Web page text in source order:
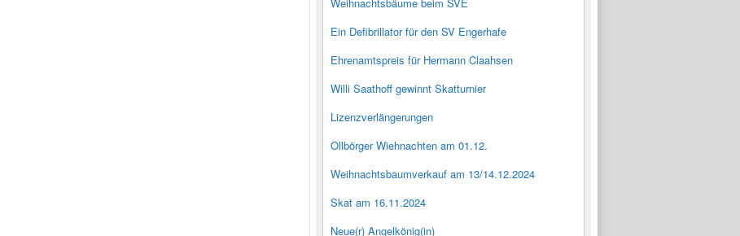
Ein Defibrillator für den SV Engerhafe
Ehrenamtspreis für Hermann Claahsen
Willi Saathoff gewinnt Skatturnier
Lizenzverlängerungen
Ollbörger Wiehnachten am 01.12.
Weihnachtsbaumverkauf am 13/14.12.2024
Skat am 16.11.2024
Neue(r) Angelkönig(in)